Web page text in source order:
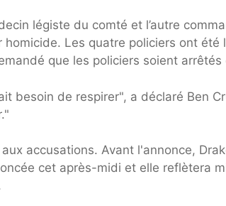
légiste du comté et l’autre
homicide. Les quatre policiers ont
que les policiers soient
besoin de respirer", a déclaré Ben
accusations. Avant l'annonce,
cet après-midi et elle reflètera